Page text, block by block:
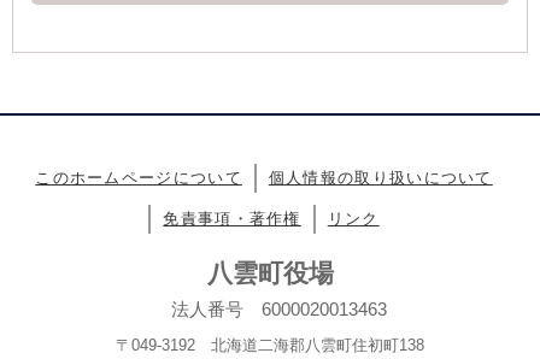
このホームページについて 個人情報の取り扱いについて
免責事項・著作権 リンク
八雲町役場
法人番号 6000020013463
〒049-3192 北海道二海郡八雲町住初町138